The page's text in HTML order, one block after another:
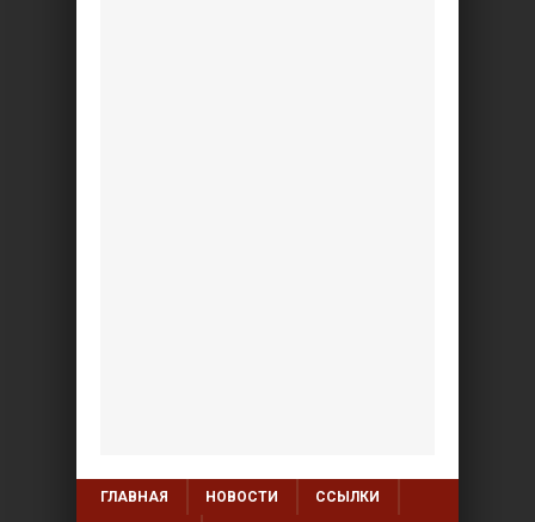
ГЛАВНАЯ НОВОСТИ ССЫЛКИ